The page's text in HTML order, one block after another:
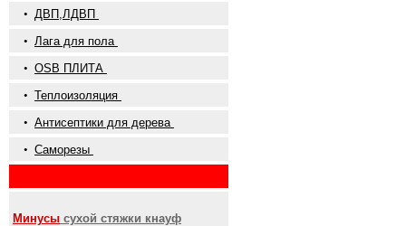
• ДВП,ЛДВП
• Лага для пола
• OSB ПЛИТА
• Теплоизоляция
• Антисептики для дерева
• Саморезы
Минусы сухой стяжки кнауф